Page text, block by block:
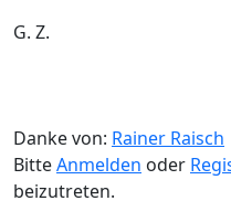
G. Z.
Danke von: Rainer Raisch
BitteAnmelden oder
beizutreten.